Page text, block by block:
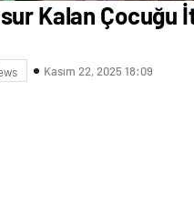
Kalan Çocuğu
Kasım 22, 2025 18:09